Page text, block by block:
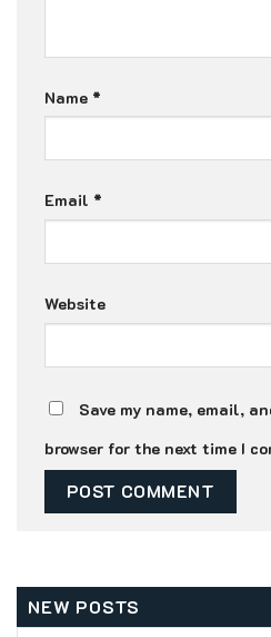
Name *
Email *
Website
Save my name, email,
browser for the next time I
NEW POSTS